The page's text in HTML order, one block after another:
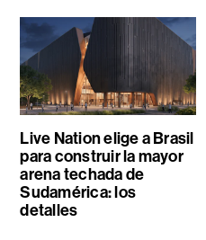
Live Nation elige a Brasil
para construir la mayor
arena techada de
Sudamérica: los
detalles